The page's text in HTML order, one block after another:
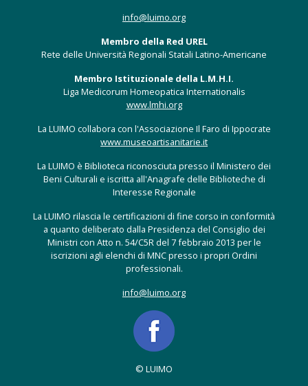
info@luimo.org
Membro della Red UREL
Rete delle Università Regionali Statali Latino-Americane
Membro Istituzionale della L.M.H.I.
Liga Medicorum Homeopatica Internationalis
www.lmhi.org
La LUIMO collabora con l'Associazione Il Faro di Ippocrate
www.museoartisanitarie.it
La LUIMO è Biblioteca riconosciuta presso il Ministero dei
Beni Culturali e iscritta all'Anagrafe delle Biblioteche di
Interesse Regionale
La LUIMO rilascia le certificazioni di fine corso in conformità
a quanto deliberato dalla Presidenza del Consiglio dei
Ministri con Atto n. 54/C5R del 7 febbraio 2013 per le
iscrizioni agli elenchi di MNC presso i propri Ordini
professionali.
info@luimo.org
© LUIMO